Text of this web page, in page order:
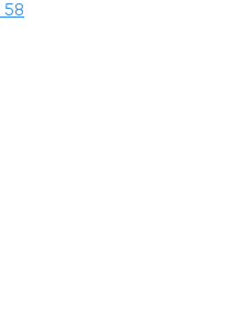
58